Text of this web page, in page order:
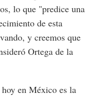
lo que "predice una
de esta
y creemos que
Ortega de la
en México es la